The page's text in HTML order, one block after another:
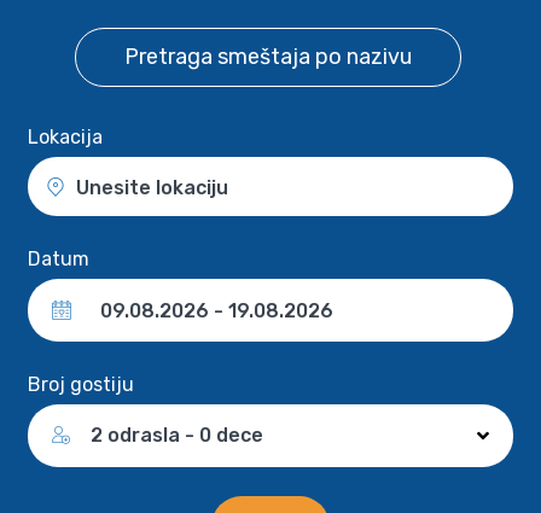
Pretraga smeštaja po nazivu
Lokacija
Unesite lokaciju
Datum
Broj gostiju
2 odrasla - 0 dece